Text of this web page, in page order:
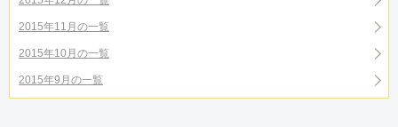
2015年11月の一覧
2015年10月の一覧
2015年9月の一覧